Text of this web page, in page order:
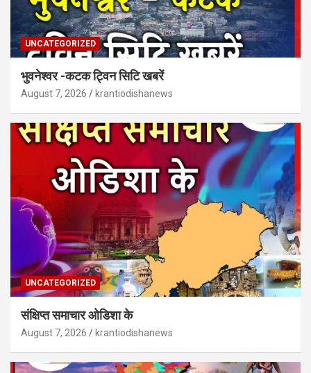
UNCATEGORIZED
भुवनेश्वर -कटक ट्विन सिटि खबरें
August 7, 2026 krantiodishanews
UNCATEGORIZED
संक्षिप्त समाचार ओडिशा के
August 7, 2026 krantiodishanews